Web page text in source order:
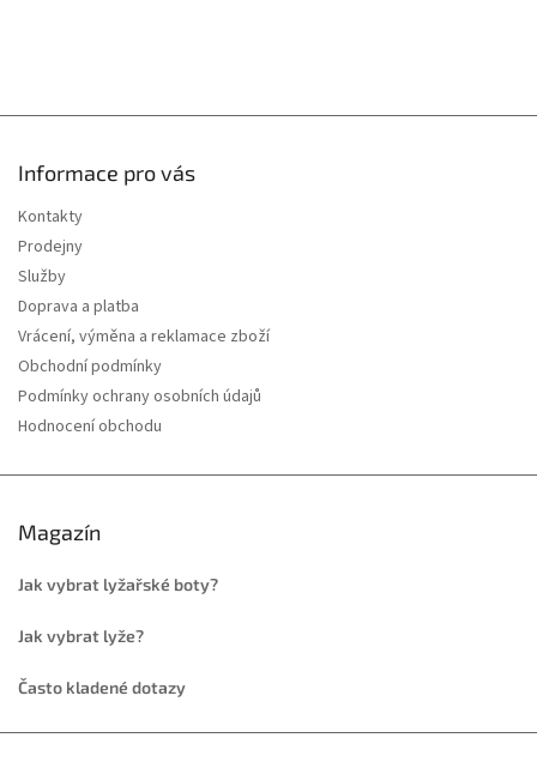
Informace pro vás
Kontakty
Prodejny
Služby
Doprava a platba
Vrácení, výměna a reklamace zboží
Obchodní podmínky
Podmínky ochrany osobních údajů
Hodnocení obchodu
Magazín
Jak vybrat lyžařské boty?
Jak vybrat lyže?
Často kladené dotazy